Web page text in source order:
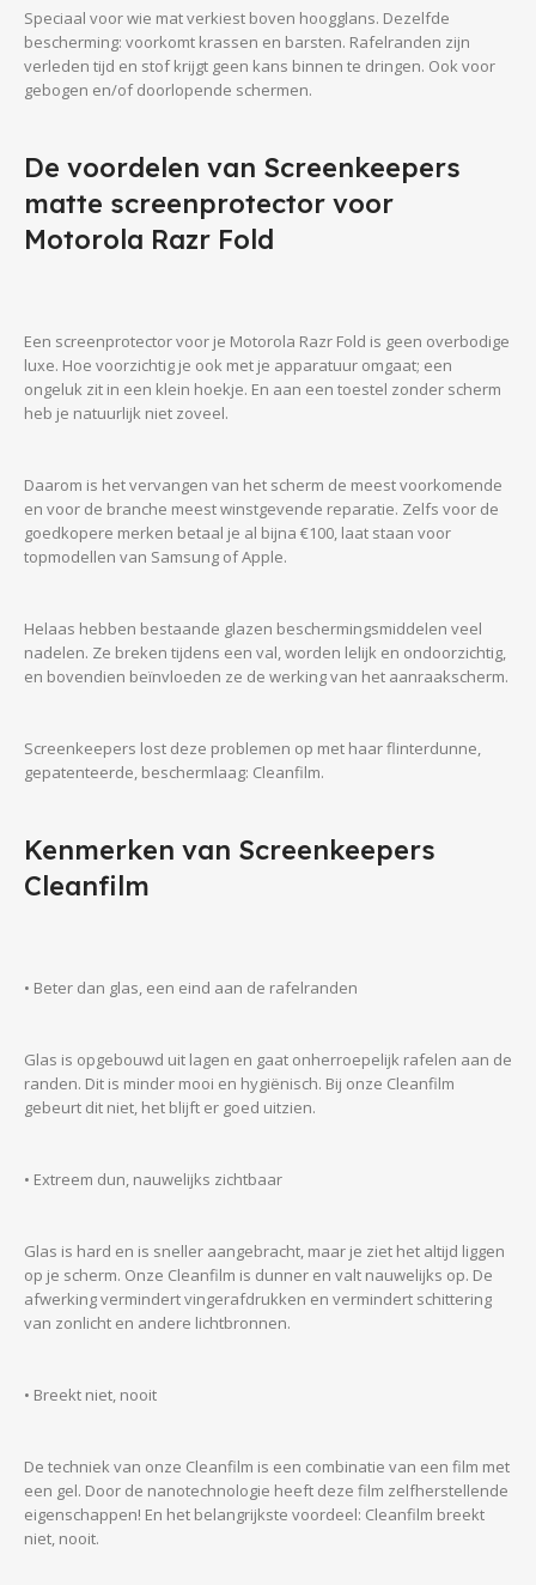
Speciaal voor wie mat verkiest boven hoogglans. Dezelfde
bescherming: voorkomt krassen en barsten. Rafelranden zijn
verleden tijd en stof krijgt geen kans binnen te dringen. Ook voor
gebogen en/of doorlopende schermen.
De voordelen van Screenkeepers
matte screenprotector voor
Motorola Razr Fold
Een screenprotector voor je Motorola Razr Fold is geen overbodige
luxe. Hoe voorzichtig je ook met je apparatuur omgaat; een
ongeluk zit in een klein hoekje. En aan een toestel zonder scherm
heb je natuurlijk niet zoveel.
Daarom is het vervangen van het scherm de meest voorkomende
en voor de branche meest winstgevende reparatie. Zelfs voor de
goedkopere merken betaal je al bijna €100, laat staan voor
topmodellen van Samsung of Apple.
Helaas hebben bestaande glazen beschermingsmiddelen veel
nadelen. Ze breken tijdens een val, worden lelijk en ondoorzichtig,
en bovendien beïnvloeden ze de werking van het aanraakscherm.
Screenkeepers lost deze problemen op met haar flinterdunne,
gepatenteerde, beschermlaag: Cleanfilm.
Kenmerken van Screenkeepers
Cleanfilm
• Beter dan glas, een eind aan de rafelranden
Glas is opgebouwd uit lagen en gaat onherroepelijk rafelen aan de
randen. Dit is minder mooi en hygiënisch. Bij onze Cleanfilm
gebeurt dit niet, het blijft er goed uitzien.
• Extreem dun, nauwelijks zichtbaar
Glas is hard en is sneller aangebracht, maar je ziet het altijd liggen
op je scherm. Onze Cleanfilm is dunner en valt nauwelijks op. De
afwerking vermindert vingerafdrukken en vermindert schittering
van zonlicht en andere lichtbronnen.
• Breekt niet, nooit
De techniek van onze Cleanfilm is een combinatie van een film met
een gel. Door de nanotechnologie heeft deze film zelfherstellende
eigenschappen! En het belangrijkste voordeel: Cleanfilm breekt
niet, nooit.